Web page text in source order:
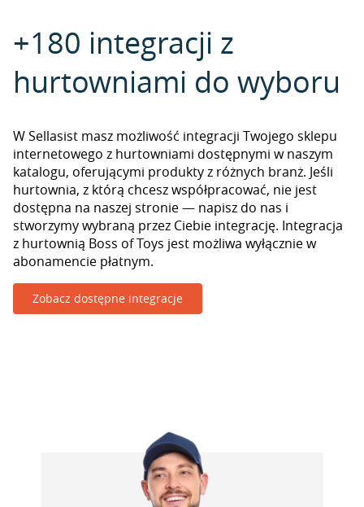
+180 integracji z
hurtowniami do wyboru
W Sellasist masz możliwość integracji Twojego sklepu
internetowego z hurtowniami dostępnymi w naszym
katalogu, oferującymi produkty z różnych branż. Jeśli
hurtownia, z którą chcesz współpracować, nie jest
dostępna na naszej stronie — napisz do nas i
stworzymy wybraną przez Ciebie integrację. Integracja
z hurtownią Boss of Toys jest możliwa wyłącznie w
abonamencie płatnym.
Zobacz dostępne integracje